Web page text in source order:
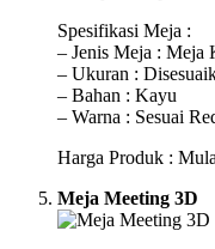
Spesifikasi Meja :
– Jenis Meja : Meja
– Ukuran :
– Bahan : Kayu
– Warna : Sesuai
Harga Produk :
Meja Meeting 3D